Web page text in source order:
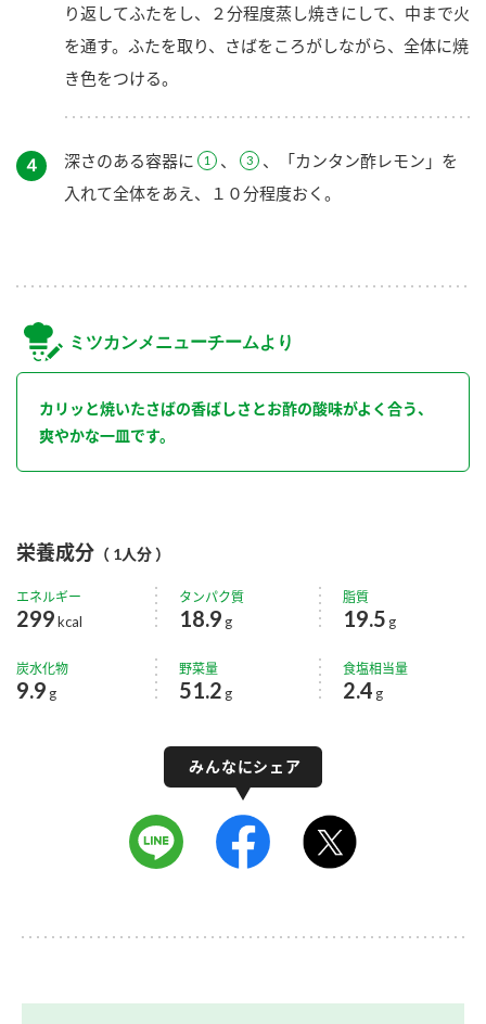
り返してふたをし、２分程度蒸し焼きにして、中まで火
を通す。ふたを取り、さばをころがしながら、全体に焼
き色をつける。
４ 深さのある容器に 、
、「カンタン酢レモン」を
入れて全体をあえ、１０分程度おく。
ミツカンメニューチームより
カリッと焼いたさばの香ばしさとお酢の酸味がよく合う、
爽やかな一皿です。
栄養成分 （ 1人分 ）
エネルギー
299kcal
タンパク質
18.9 g
脂質
19.5 g
炭水化物
9.9 g
野菜量
51.2 g
食塩相当量
2.4 g